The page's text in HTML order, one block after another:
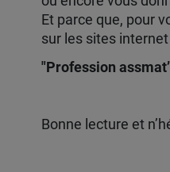
Et parce que, pour
sur les sites
"Profession
Bonne lecture et